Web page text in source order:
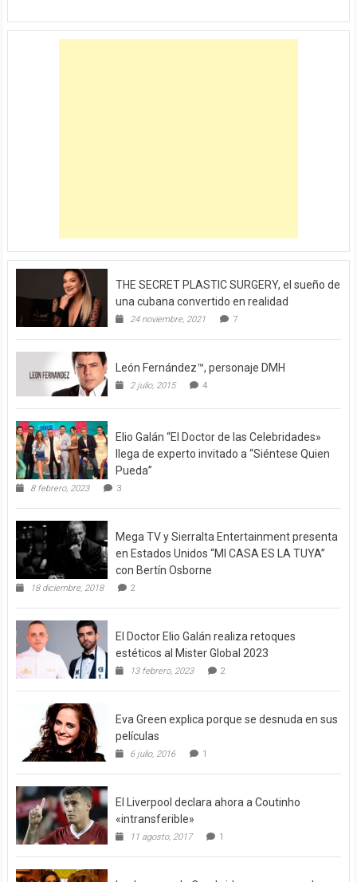
THE SECRET PLASTIC SURGERY, el sueño de
una cubana convertido en realidad
24 noviembre, 2021 7
León Fernández™, personaje DMH
2 julio, 2015 4
Elio Galán “El Doctor de las Celebridades»
llega de experto invitado a “Siéntese Quien
Pueda”
8 febrero, 2023 3
Mega TV y Sierralta Entertainment presenta
en Estados Unidos “MI CASA ES LA TUYA”
con Bertín Osborne
18 diciembre, 2018 2
El Doctor Elio Galán realiza retoques
estéticos al Mister Global 2023
13 febrero, 2023 2
Eva Green explica porque se desnuda en sus
películas
6 julio, 2016 1
El Liverpool declara ahora a Coutinho
«intransferible»
11 agosto, 2017 1